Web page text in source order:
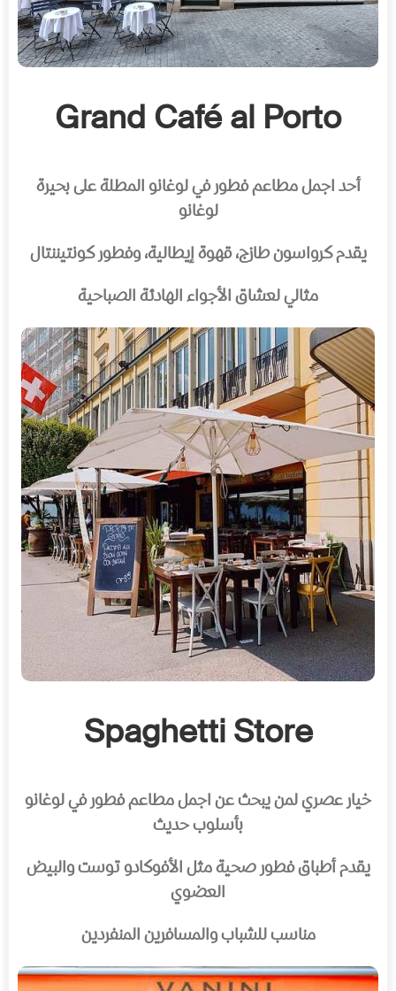
Grand Café al Porto
أحد اجمل مطاعم فطور في لوغانو المطلة على بحيرة
لوغانو
يقدم كرواسون طازج، قهوة إيطالية، وفطور كونتيننتال
مثالي لعشاق الأجواء الهادئة الصباحية
Spaghetti Store
خيار عصري لمن يبحث عن اجمل مطاعم فطور في لوغانو
بأسلوب حديث
يقدم أطباق فطور صحية مثل الأفوكادو توست والبيض
العضوي
مناسب للشباب والمسافرين المنفردين